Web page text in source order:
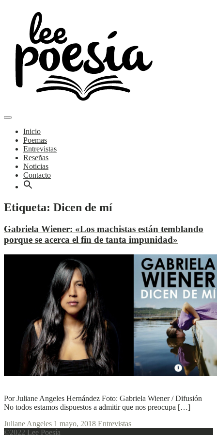
Lee Poesía
Poemas y entrevistas
Menu
Inicio
Poemas
Entrevistas
Reseñas
Noticias
Contacto
Etiqueta: Dicen de mí
Gabriela Wiener: «Los machistas están temblando
porque se acerca el fin de tanta impunidad»
Por Juliane Angeles Hernández Foto: Gabriela Wiener / Difusión
No todos estamos dispuestos a admitir que nos preocupa […]
Juliane Angeles 1 mayo, 2018 Entrevistas
©2022 Lee Poesía